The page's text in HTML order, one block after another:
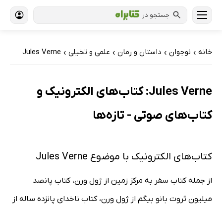
جستجو در
خانه › نوجوان › داستان و رمان › علمی و تخیلی ›
Jules Verne
Jules Verne: کتاب‌های الکترونیک و
کتاب‌های صوتی - تازه‌ها
کتاب‌های الکترونیک با موضوع Jules Verne
از جمله کتاب سفر به مرکز زمین از ژول ورن، کتاب پانصد
میلیون ثروت بانو بیگم از ژول ورن، کتاب ناخدای پانزده ساله از